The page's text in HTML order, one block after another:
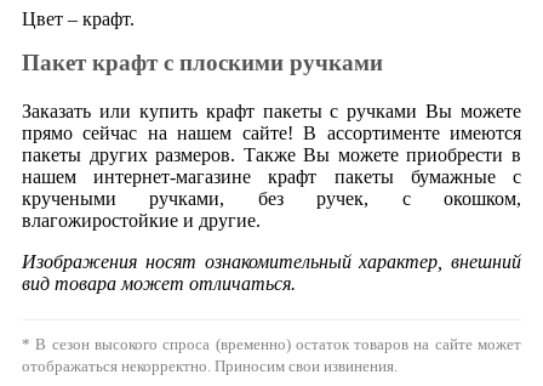
Цвет – крафт.
Пакет крафт с плоскими ручками
Заказать или купить крафт пакеты с ручками Вы можете
прямо сейчас на нашем сайте! В ассортименте имеются
пакеты других размеров. Также Вы можете приобрести в
нашем интернет-магазине крафт пакеты бумажные с
кручеными ручками, без ручек, с окошком,
влагожиростойкие и другие.
Изображения носят ознакомительный характер, внешний
вид товара может отличаться.
* В сезон высокого спроса (временно) остаток товаров на сайте может
отображаться некорректно. Приносим свои извинения.